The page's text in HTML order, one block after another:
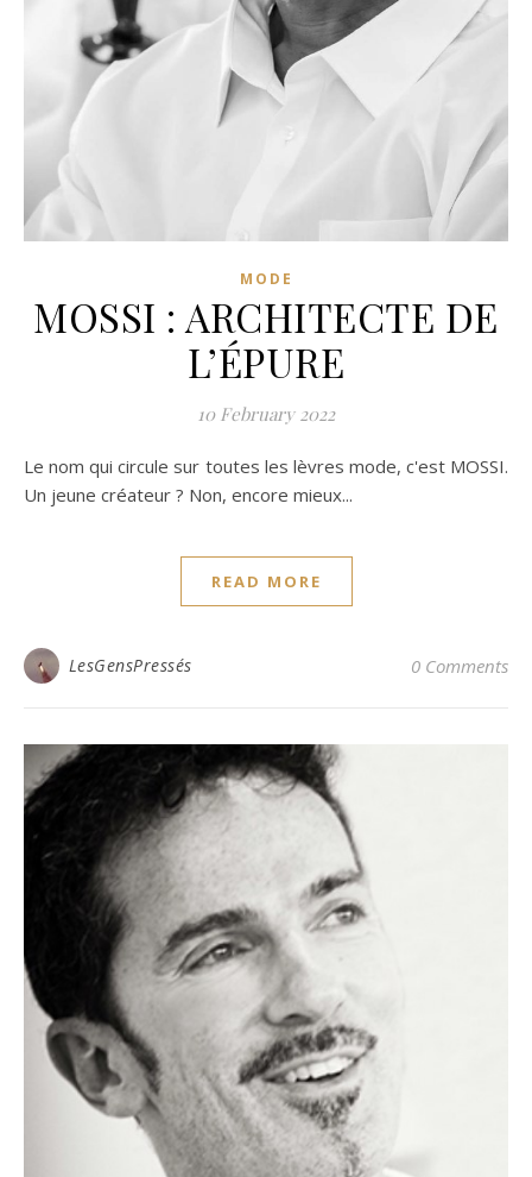
MODE
MOSSI : ARCHITECTE DE
L’ÉPURE
10 February 2022
Le nom qui circule sur toutes les lèvres mode, c'est MOSSI.
Un jeune créateur ? Non, encore mieux...
READ MORE
LesGensPressés 0 Comments